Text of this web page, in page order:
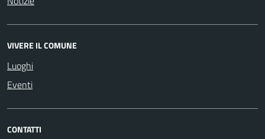
VIVERE IL COMUNE
Luoghi
Eventi
CONTATTI